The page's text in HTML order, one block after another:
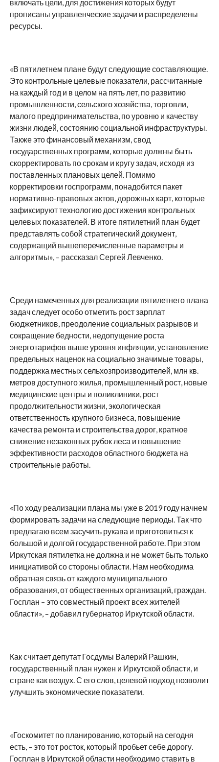
включать цели, для достижения которых будут
прописаны управленческие задачи и распределены
ресурсы.
«В пятилетнем плане будут следующие составляющие.
Это контрольные целевые показатели, рассчитанные
на каждый год и в целом на пять лет, по развитию
промышленности, сельского хозяйства, торговли,
малого предпринимательства, по уровню и качеству
жизни людей, состоянию социальной инфраструктуры.
Также это финансовый механизм, свод
государственных программ, которые должны быть
скорректировать по срокам и кругу задач, исходя из
поставленных плановых целей. Помимо
корректировки госпрограмм, понадобится пакет
нормативно-правовых актов, дорожных карт, которые
зафиксируют технологию достижения контрольных
целевых показателей. В итоге пятилетний план будет
представлять собой стратегический документ,
содержащий вышеперечисленные параметры и
алгоритмы», – рассказал Сергей Левченко.
Среди намеченных для реализации пятилетнего плана
задач следует особо отметить рост зарплат
бюджетников, преодоление социальных разрывов и
сокращение бедности, недопущение роста
энерготарифов выше уровня инфляции, установление
предельных наценок на социально значимые товары,
поддержка местных сельхозпроизводителей, млн кв.
метров доступного жилья, промышленный рост, новые
медицинские центры и поликлиники, рост
продолжительности жизни, экологическая
ответственность крупного бизнеса, повышение
качества ремонта и строительства дорог, кратное
снижение незаконных рубок леса и повышение
эффективности расходов областного бюджета на
строительные работы.
«По ходу реализации плана мы уже в 2019 году начнем
формировать задачи на следующие периоды. Так что
предлагаю всем засучить рукава и приготовиться к
большой и долгой государственной работе. При этом
Иркутская пятилетка не должна и не может быть только
инициативой со стороны области. Нам необходима
обратная связь от каждого муниципального
образования, от общественных организаций, граждан.
Госплан – это совместный проект всех жителей
области», – добавил губернатор Иркутской области.
Как считает депутат Госдумы Валерий Рашкин,
государственный план нужен и Иркутской области, и
стране как воздух. С его слов, целевой подход позволит
улучшить экономические показатели.
«Госкомитет по планированию, который на сегодня
есть, – это тот росток, который пробьет себе дорогу.
Госплан в Иркутской области необходимо ставить в